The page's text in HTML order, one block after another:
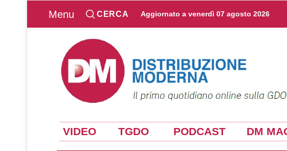
Menu CERCA Aggiornato a venerdì 07 agosto 2026
VIDEO TGDO PODCAST DM